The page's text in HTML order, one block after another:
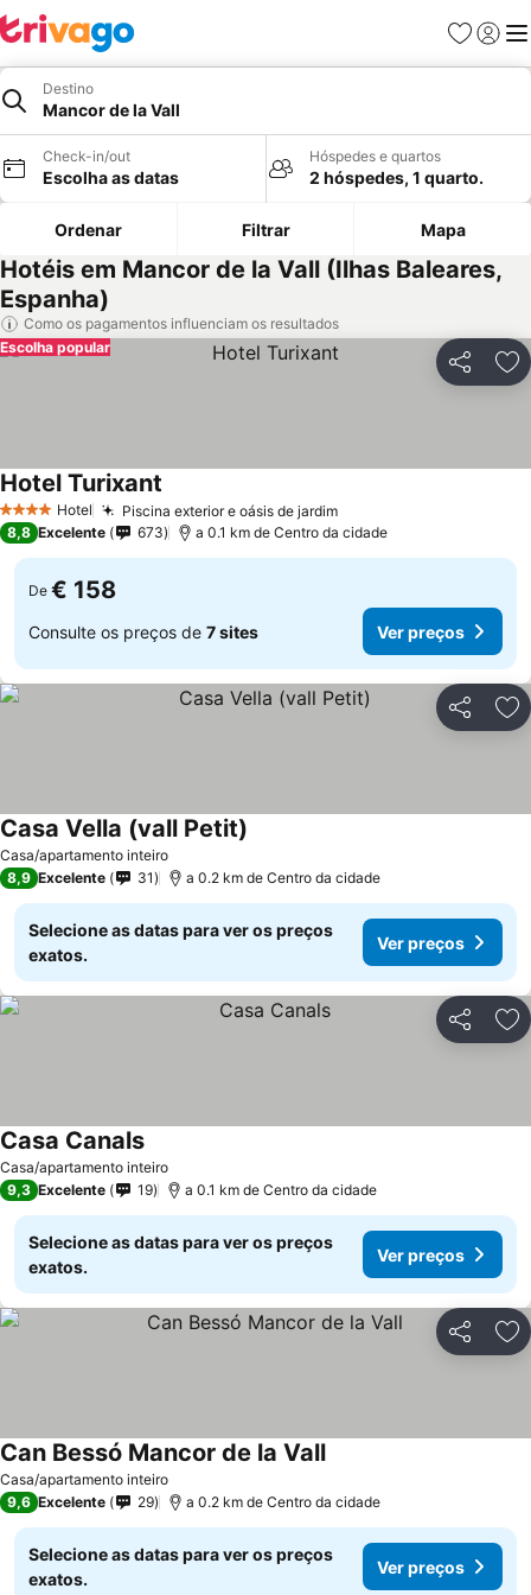
Favoritos
Iniciar
Destino
Mancor de la Vall
Check-in/out
Escolha as datas
Hóspedes e quartos
2 hóspedes, 1 quarto.
Ordenar Filtrar Mapa
Hotéis em Mancor de la Vall (Ilhas Baleares,
Espanha)
Como os pagamentos influenciam os resultados
Partilhar
Escolha popular
4 EstrelasHotel Piscina exterior e oásis de jardim
Hotel Turixant
8,8 Excelente 673 a 0.1 km de Centro da cidade
De € 158
Consulte os preços de 7 sites Ver preços
Partilhar
Casa/apartamento inteiro
Casa Vella (vall Petit)
8,9 Excelente 31 a 0.2 km de Centro da cidade
Selecione as datas para ver os preços
exatos.
Ver preços
Partilhar
Casa/apartamento inteiro
Casa Canals
9,3 Excelente 19 a 0.1 km de Centro da cidade
Selecione as datas para ver os preços
exatos.
Ver preços
Partilhar
Casa/apartamento inteiro
Can Bessó Mancor de la Vall
9,6 Excelente 29 a 0.2 km de Centro da cidade
Selecione as datas para ver os preços
exatos.
Ver preços